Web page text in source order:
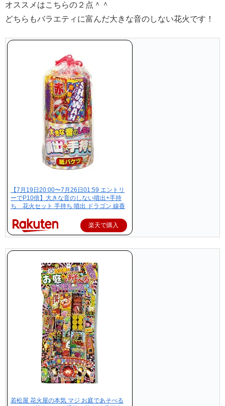
オススメはこちらの２点＾＾
どちらもバラエティに富んだ大きな音のしない花火です！
【7月19日20:00〜7月26日01:59 エントリ
ーでP10倍】大きな音のしない噴出+手持
ち 花火セット 手持ち 噴出 ドラゴン 線香
楽天で購入
若松屋 花火屋の本気 マジ お庭であそべる